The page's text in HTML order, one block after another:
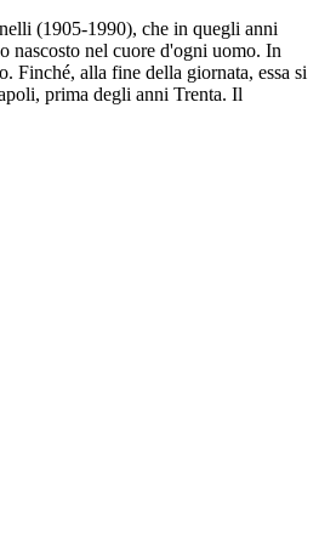
(1905-1990), che in quegli anni
nascosto nel cuore d'ogni uomo. In
Finché, alla fine della giornata, essa si
prima degli anni Trenta. Il